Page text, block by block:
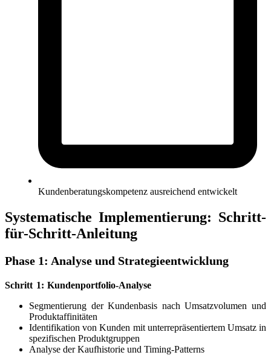
Kundenberatungskompetenz ausreichend entwickelt
Systematische Implementierung: Schritt-
für-Schritt-Anleitung
Phase 1: Analyse und Strategieentwicklung
Schritt 1: Kundenportfolio-Analyse
Segmentierung der Kundenbasis nach Umsatzvolumen und
Produktaffinitäten
Identifikation von Kunden mit unterrepräsentiertem Umsatz in
spezifischen Produktgruppen
Analyse der Kaufhistorie und Timing-Patterns